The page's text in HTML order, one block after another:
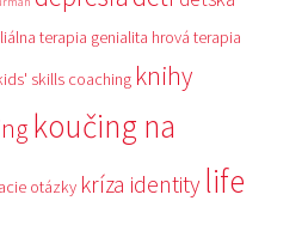
terapia genialita hrová terapia
skills coaching knihy
koučing na
otázky kríza identity life